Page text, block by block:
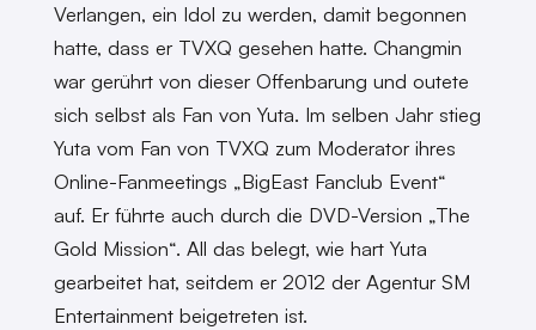
Verlangen, ein Idol zu werden, damit begonnen
hatte, dass er TVXQ gesehen hatte. Changmin
war gerührt von dieser Offenbarung und outete
sich selbst als Fan von Yuta. Im selben Jahr stieg
Yuta vom Fan von TVXQ zum Moderator ihres
Online-Fanmeetings „BigEast Fanclub Event“
auf. Er führte auch durch die DVD-Version „The
Gold Mission“. All das belegt, wie hart Yuta
gearbeitet hat, seitdem er 2012 der Agentur SM
Entertainment beigetreten ist.